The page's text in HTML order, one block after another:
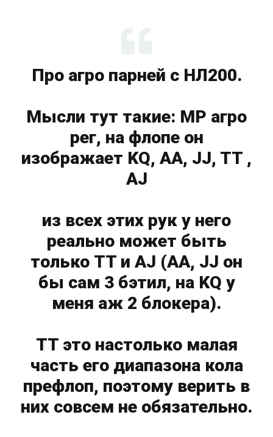
Про агро парней с НЛ200.
Мысли тут такие: MP агро
рег, на флопе он
изображает KQ, АА, JJ, TT ,
AJ
из всех этих рук у него
реально может быть
только TT и AJ (АА, JJ он
бы сам 3 бэтил, на KQ у
меня аж 2 блокера).
ТТ это настолько малая
часть его диапазона кола
префлоп, поэтому верить в
них совсем не обязательно.